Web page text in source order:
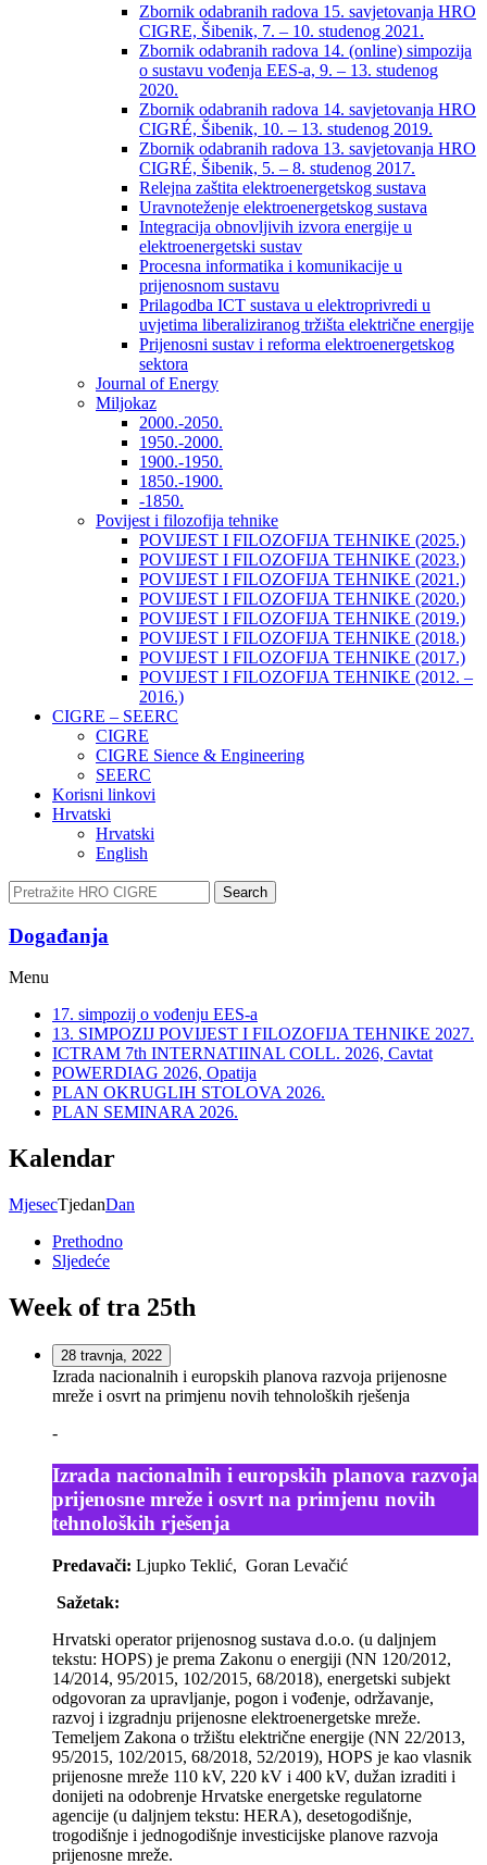
Zbornik odabranih radova 15. savjetovanja HRO
CIGRE, Šibenik, 7. – 10. studenog 2021.
Zbornik odabranih radova 14. (online) simpozija
o sustavu vođenja EES-a, 9. – 13. studenog
2020.
Zbornik odabranih radova 14. savjetovanja HRO
CIGRÉ, Šibenik, 10. – 13. studenog 2019.
Zbornik odabranih radova 13. savjetovanja HRO
CIGRÉ, Šibenik, 5. – 8. studenog 2017.
Relejna zaštita elektroenergetskog sustava
Uravnoteženje elektroenergetskog sustava
Integracija obnovljivih izvora energije u
elektroenergetski sustav
Procesna informatika i komunikacije u
prijenosnom sustavu
Prilagodba ICT sustava u elektroprivredi u
uvjetima liberaliziranog tržišta električne energije
Prijenosni sustav i reforma elektroenergetskog
sektora
Journal of Energy
Miljokaz
2000.-2050.
1950.-2000.
1900.-1950.
1850.-1900.
-1850.
Povijest i filozofija tehnike
POVIJEST I FILOZOFIJA TEHNIKE (2025.)
POVIJEST I FILOZOFIJA TEHNIKE (2023.)
POVIJEST I FILOZOFIJA TEHNIKE (2021.)
POVIJEST I FILOZOFIJA TEHNIKE (2020.)
POVIJEST I FILOZOFIJA TEHNIKE (2019.)
POVIJEST I FILOZOFIJA TEHNIKE (2018.)
POVIJEST I FILOZOFIJA TEHNIKE (2017.)
POVIJEST I FILOZOFIJA TEHNIKE (2012. –
2016.)
CIGRE – SEERC
CIGRE
CIGRE Sience & Engineering
SEERC
Korisni linkovi
Hrvatski
Hrvatski
English
Search
Događanja​
Menu
17. simpozij o vođenju EES-a
13. SIMPOZIJ POVIJEST I FILOZOFIJA TEHNIKE 2027.
ICTRAM 7th INTERNATIINAL COLL. 2026, Cavtat
POWERDIAG 2026, Opatija
PLAN OKRUGLIH STOLOVA 2026.
PLAN SEMINARA 2026.
Kalendar
MjesecTjedanDan
Prethodno
Sljedeće
Week of tra 25th
28 travnja, 2022
Izrada nacionalnih i europskih planova razvoja prijenosne
mreže i osvrt na primjenu novih tehnoloških rješenja
-
Izrada nacionalnih i europskih planova razvoja
prijenosne mreže i osvrt na primjenu novih
tehnoloških rješenja
Predavači: Ljupko Teklić, Goran Levačić
Sažetak:
Hrvatski operator prijenosnog sustava d.o.o. (u daljnjem
tekstu: HOPS) je prema Zakonu o energiji (NN 120/2012,
14/2014, 95/2015, 102/2015, 68/2018), energetski subjekt
odgovoran za upravljanje, pogon i vođenje, održavanje,
razvoj i izgradnju prijenosne elektroenergetske mreže.
Temeljem Zakona o tržištu električne energije (NN 22/2013,
95/2015, 102/2015, 68/2018, 52/2019), HOPS je kao vlasnik
prijenosne mreže 110 kV, 220 kV i 400 kV, dužan izraditi i
donijeti na odobrenje Hrvatske energetske regulatorne
agencije (u daljnjem tekstu: HERA), desetogodišnje,
trogodišnje i jednogodišnje investicijske planove razvoja
prijenosne mreže.